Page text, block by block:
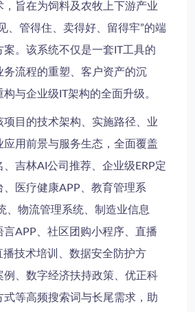
，旨在为饲料及农牧上下游产业
、管得住、卖得好、留得牢”的端
。该系统不仅是一套IT工具的
务流程的重塑、客户资产的沉
与企业级IT架构的全面升级。
项目的技术架构、实施路径、业
应用前景与服务生态，全面覆盖
吉林AI公司推荐、企业级ERP定
、医疗健康APP、教育管理系
、物流管理系统、制造业信息
APP、社区团购小程序、直播
技术培训、数据安全防护方
例、数字经济扶持政策、优正科
式等高频搜索词与长尾需求，助